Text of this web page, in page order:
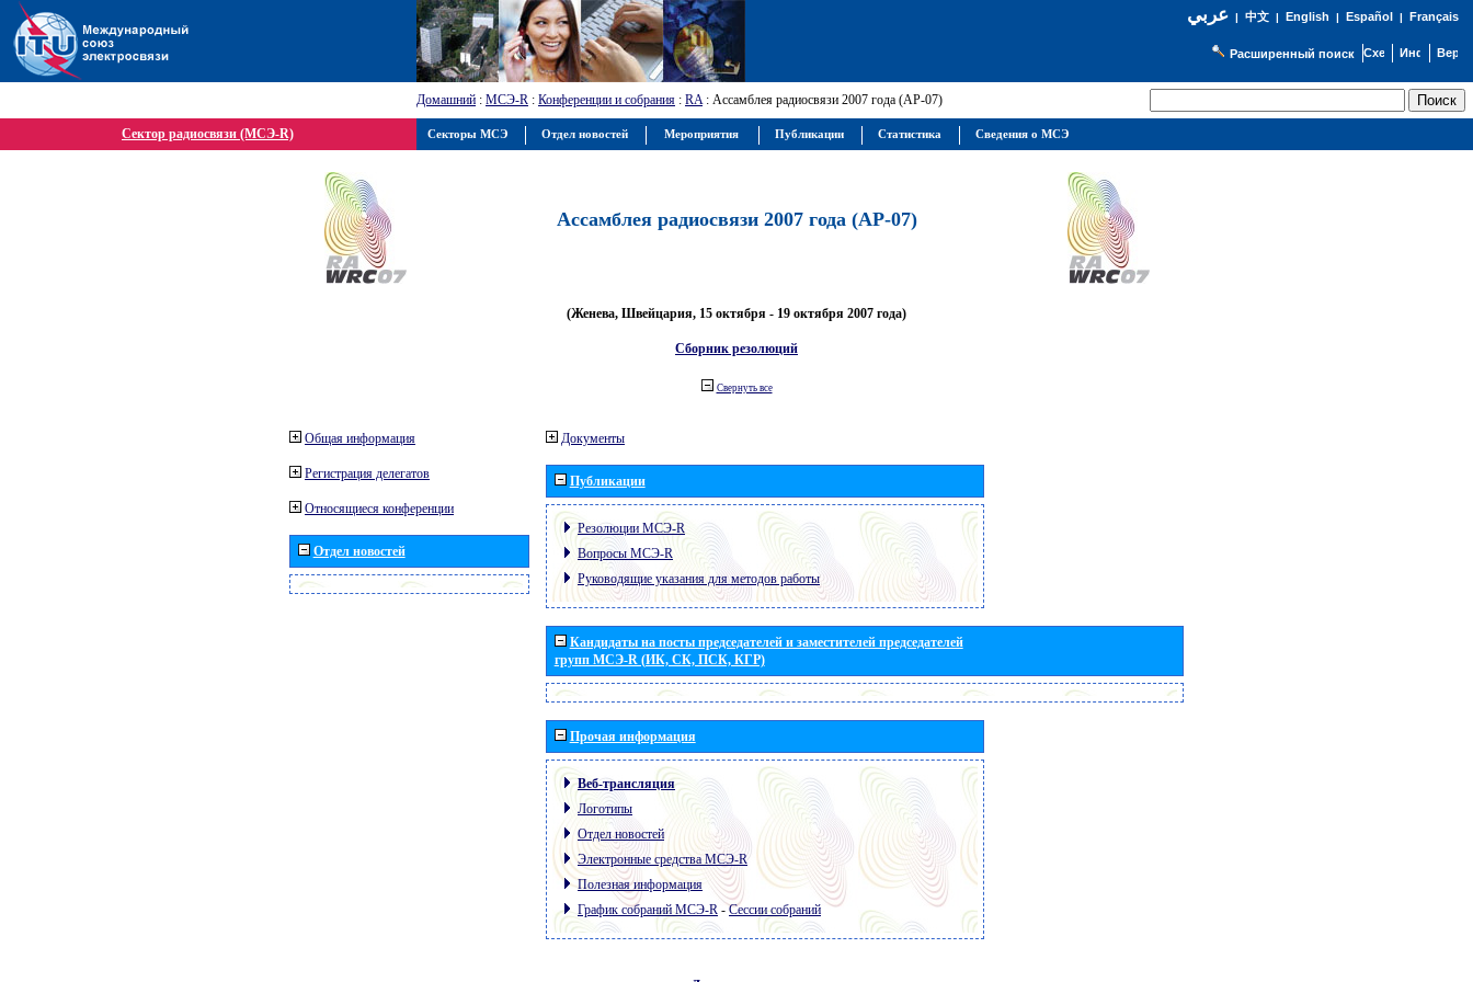
عربي| 中文| English | Español | Français
Расширенный поиск
Домашний : МСЭ-R : Конференции и собрания : RA: Ассамблея радиосвязи 2007 года (АР-07)
Сектор радиосвязи (МСЭ-R)
Ассамблея радиосвязи 2007 года (АР-07)
(Женева, Швейцария, 15 октября - 19 октября 2007 года)
Сборник резолюций
Свернуть все
Общая информация
Регистрация делегатов
Относящиеся конференции
Отдел новостей
Документы
Публикации
Резолюции МСЭ-R
Вопросы МСЭ-R
Руководящие указания для методов работы
Кандидаты на посты председателей и заместителей председателей
групп МСЭ-R (ИК, СК, ПСК, КГР)
Прочая информация
Веб-трансляция
Логотипы
Отдел новостей
Электронные средства МСЭ-R
Полезная информация
График собраний МСЭ-R -Сессии собраний
Секторы МСЭ Отдел новостей Мероприятия Публикации Статистика Сведения о МСЭ